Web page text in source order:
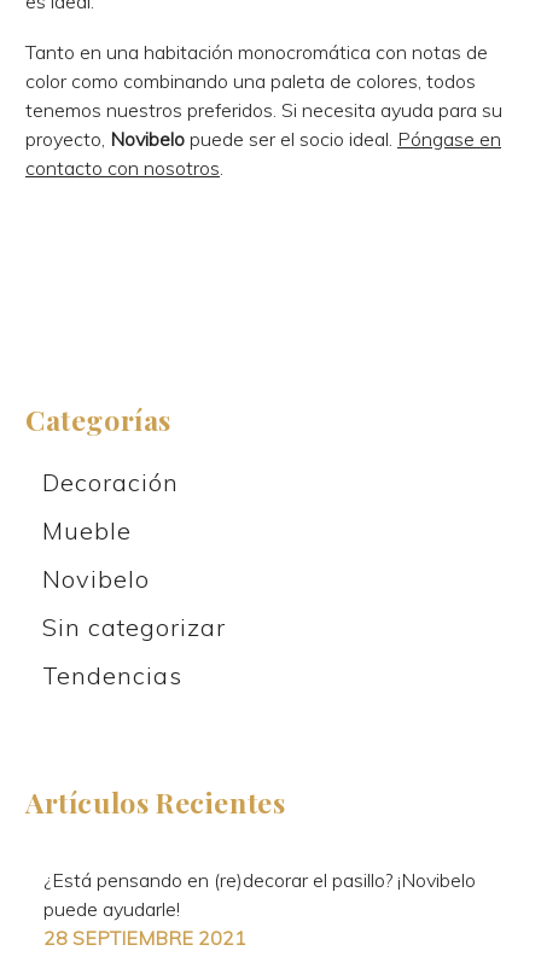
Tanto en una habitación monocromática con notas de
color como combinando una paleta de colores, todos
tenemos nuestros preferidos. Si necesita ayuda para su
proyecto, Novibelo puede ser el socio ideal. Póngase en
contacto con nosotros
Categorías
Decoración
Mueble
Novibelo
Sin categorizar
Tendencias
Artículos Recientes
¿Está pensando en (re)decorar el pasillo? ¡Novibelo
puede ayudarle!
28 SEPTIEMBRE 2021